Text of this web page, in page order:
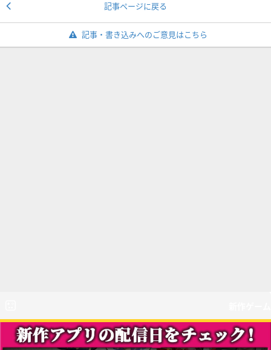
記事ページに戻る
記事・書き込みへのご意見はこちら